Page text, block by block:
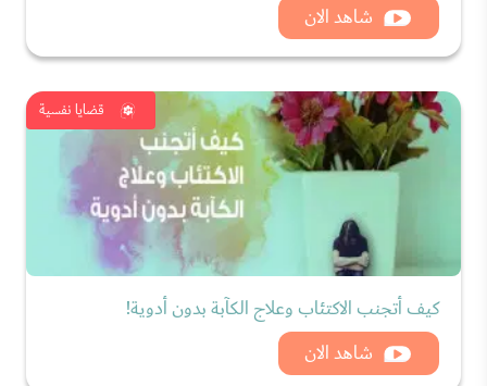
شاهد الان
قضايا نفسية
كيف أتجنب الاكتئاب وعلاج الكآبة بدون أدوية!
شاهد الان